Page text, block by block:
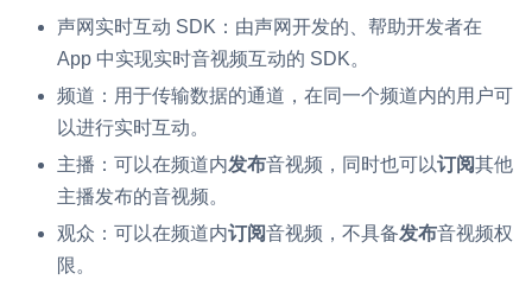
即时通讯 IM NEW
一整套高可靠、低时延、高并发、安全、全球化的即时聊天云服
融合 CDN 直播
对接国内外多家 CDN 供应商，提供一个整体播放体验最佳的
CDN 直播方案
媒体流加速
为智能硬件提供优质的媒体流传输，实现人与人、人与物、物与
Flutter
React Native
Unreal (C++)
Unreal (Blueprint)
React
RESTful
声网实时互动 SDK：由声网开发的、帮助开发者在
App 中实现实时音视频互动的 SDK。
频道：用于传输数据的通道，在同一个频道内的用户可
以进行实时互动。
主播：可以在频道内发布音视频，同时也可以订阅其他
主播发布的音视频。
观众：可以在频道内订阅音视频，不具备发布音视频权
限。